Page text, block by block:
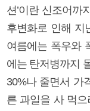
션’이란 신조어까
후변화로 인해 지
여름에는 폭우와
에는 탄저병까지
30%나 줄면서 가
른 과일을 사 먹